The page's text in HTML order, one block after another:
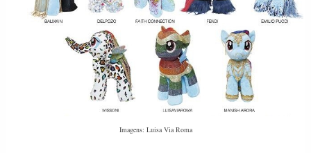
Imagens: Luisa Via Roma